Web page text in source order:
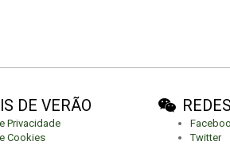
DE VERÃO
Privacidade
Cookies
Twitter